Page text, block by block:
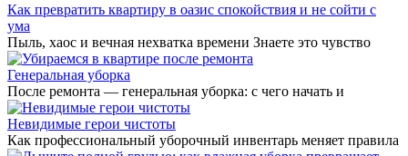
Как превратить квартиру в оазис спокойствия и не сойти с
ума
Пыль, хаос и вечная нехватка времени Знаете это чувство
Генеральная уборка
После ремонта — генеральная уборка: с чего начать и
Невидимые герои чистоты
Как профессиональный уборочный инвентарь меняет правила